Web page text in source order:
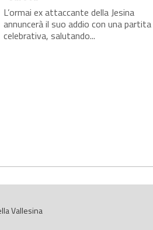
L’ormai ex attaccante della Jesina
annuncerà il suo addio con una partita
celebrativa, salutando...